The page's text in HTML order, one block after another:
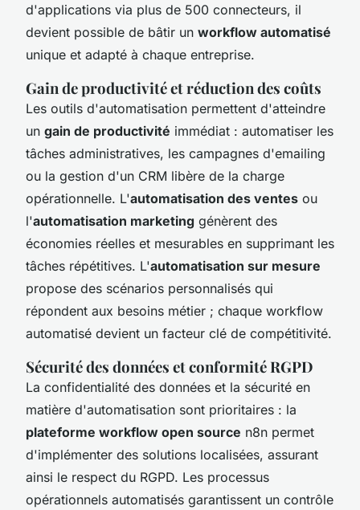
d'applications via plus de 500 connecteurs, il
devient possible de bâtir un workflow automatisé
unique et adapté à chaque entreprise.
Gain de productivité et réduction des coûts
Les outils d'automatisation permettent d'atteindre
un gain de productivité immédiat : automatiser les
tâches administratives, les campagnes d'emailing
ou la gestion d'un CRM libère de la charge
opérationnelle. L'automatisation des ventes ou
l'automatisation marketing génèrent des
économies réelles et mesurables en supprimant les
tâches répétitives. L'automatisation sur mesure
propose des scénarios personnalisés qui
répondent aux besoins métier ; chaque workflow
automatisé devient un facteur clé de compétitivité.
Sécurité des données et conformité RGPD
La confidentialité des données et la sécurité en
matière d'automatisation sont prioritaires : la
plateforme workflow open source n8n permet
d'implémenter des solutions localisées, assurant
ainsi le respect du RGPD. Les processus
opérationnels automatisés garantissent un contrôle